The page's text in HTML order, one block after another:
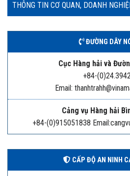
THÔNG TIN CƠ QUAN, DOANH
ĐƯỜNG DÂY
Cục Hàng hải và
+84-
Email:
Cảng vụ Hàng hải
+84-(0)915051838
CẤP ĐỘ AN NINH